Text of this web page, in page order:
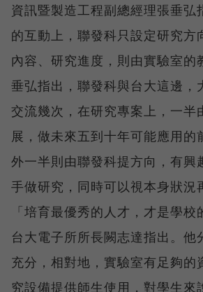
資訊暨製造工程副總經理張垂弘
的互動上，聯發科只設定研究方
內容、研究進度，則由實驗室的
垂弘指出，聯發科與台大這邊，
交流幾次，在研究專案上，一半
展，做未來五到十年可能應用的
外一半則由聯發科提方向，有興
手做研究，同時可以視本身狀況
「培育最優秀的人才，才是學校
台大電子所所長闕志達指出。他
充分，相對地，實驗室有足夠的
究設備提供師生使用，對學生來